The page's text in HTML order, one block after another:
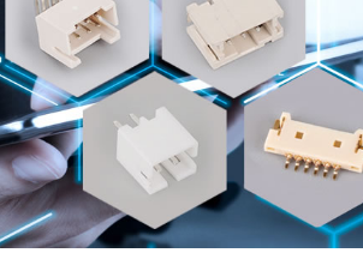
企业文化